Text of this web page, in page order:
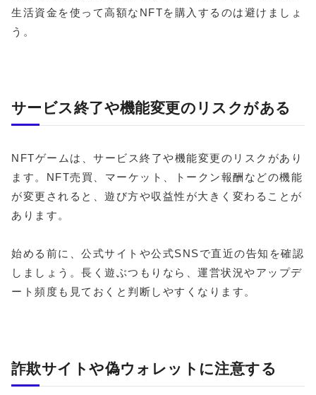
生活資金を使って高額なNFTを購入するのは避けましょ
う。
サービス終了や機能変更のリスクがある
NFTゲームは、サービス終了や機能変更のリスクがあり
ます。NFT売買、マーケット、トークン報酬などの機能
が変更されると、遊び方や収益性が大きく変わることが
あります。
始める前に、公式サイトや公式SNSで直近の告知を確認
しましょう。長く遊ぶつもりなら、運営状況やアップデ
ート頻度も見ておくと判断しやすくなります。
詐欺サイトや偽ウォレットに注意する